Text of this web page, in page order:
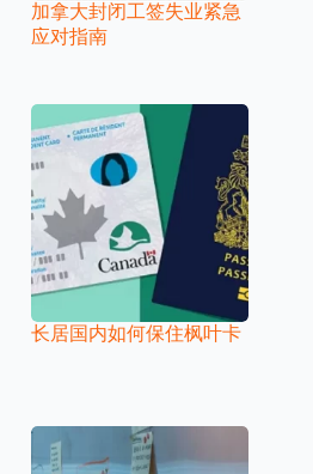
加拿大封闭工签失业紧急
应对指南
长居国内如何保住枫叶卡